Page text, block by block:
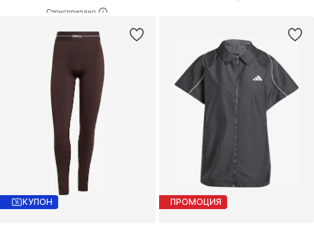
КУПОН ПРОМОЦИЯ